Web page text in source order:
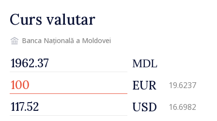
Curs valutar
Banca Națională a Moldovei
MDL
EUR 19.6237
USD 16.6982